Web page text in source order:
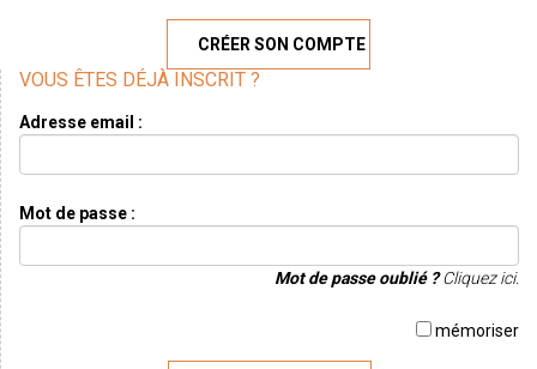
CRÉER SON COMPTE
VOUS ÊTES DÉJÀ INSCRIT ?
Adresse email :
Mot de passe :
Mot de passe oublié ?Cliquez ici.
mémoriser